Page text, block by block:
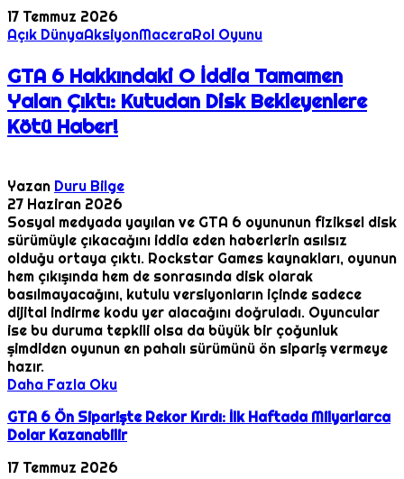
17 Temmuz 2026
Açık DünyaAksiyonMaceraRol Oyunu
GTA 6 Hakkındaki O İddia Tamamen
Yalan Çıktı: Kutudan Disk Bekleyenlere
Kötü Haber!
Yazan Duru Bilge
27 Haziran 2026
Sosyal medyada yayılan ve GTA 6 oyununun fiziksel disk
sürümüyle çıkacağını iddia eden haberlerin asılsız
olduğu ortaya çıktı. Rockstar Games kaynakları, oyunun
hem çıkışında hem de sonrasında disk olarak
basılmayacağını, kutulu versiyonların içinde sadece
dijital indirme kodu yer alacağını doğruladı. Oyuncular
ise bu duruma tepkili olsa da büyük bir çoğunluk
şimdiden oyunun en pahalı sürümünü ön sipariş vermeye
hazır.
Daha Fazla Oku
GTA 6 Ön Siparişte Rekor Kırdı: İlk Haftada Milyarlarca
Dolar Kazanabilir
17 Temmuz 2026